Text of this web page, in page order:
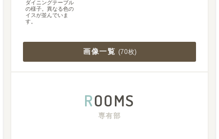
ダイニングテーブル
の様子。異なる色の
イスが並んでいま
す。
画像一覧 (70枚)
ROOMS
専有部